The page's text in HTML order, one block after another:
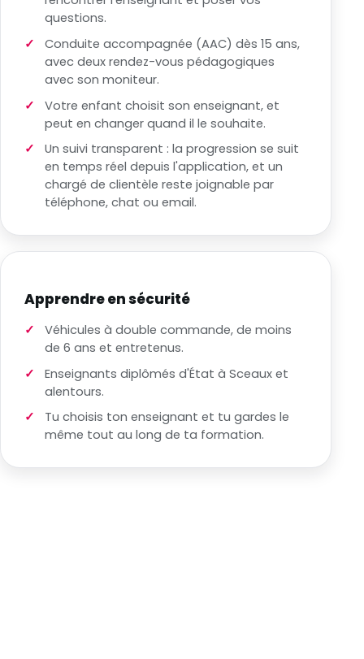
questions.
Conduite accompagnée (AAC) dès 15 ans,
avec deux rendez-vous pédagogiques
avec son moniteur.
Votre enfant choisit son enseignant, et
peut en changer quand il le souhaite.
Un suivi transparent : la progression se suit
en temps réel depuis l'application, et un
chargé de clientèle reste joignable par
téléphone, chat ou email.
Apprendre en sécurité
Véhicules à double commande, de moins
de 6 ans et entretenus.
Enseignants diplômés d'État à Sceaux et
alentours.
Tu choisis ton enseignant et tu gardes le
même tout au long de ta formation.